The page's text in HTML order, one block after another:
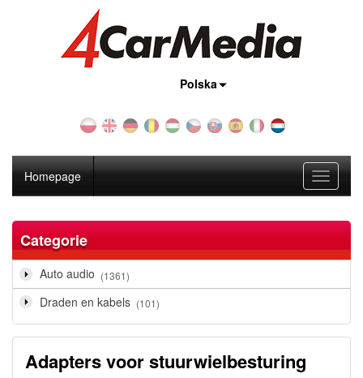
Polska
Toggle
Homepage
Categorie
Auto audio (1361)
Draden en kabels (101)
Adapters voor stuurwielbesturing